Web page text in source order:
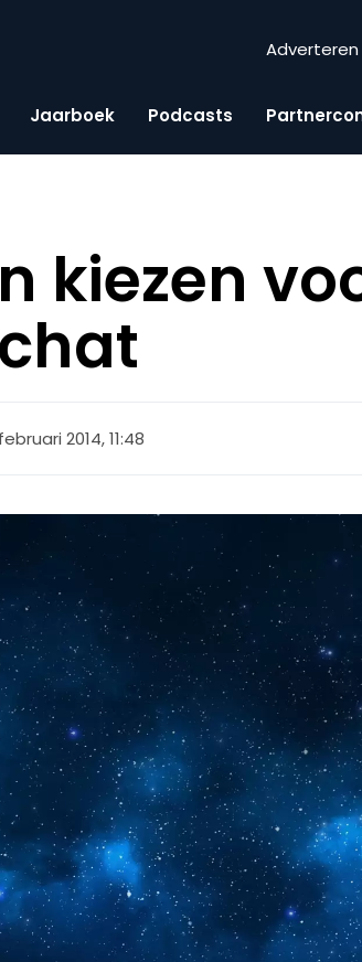
Adverteren
Jaarboek Podcasts
kiezen
2014, 11:48